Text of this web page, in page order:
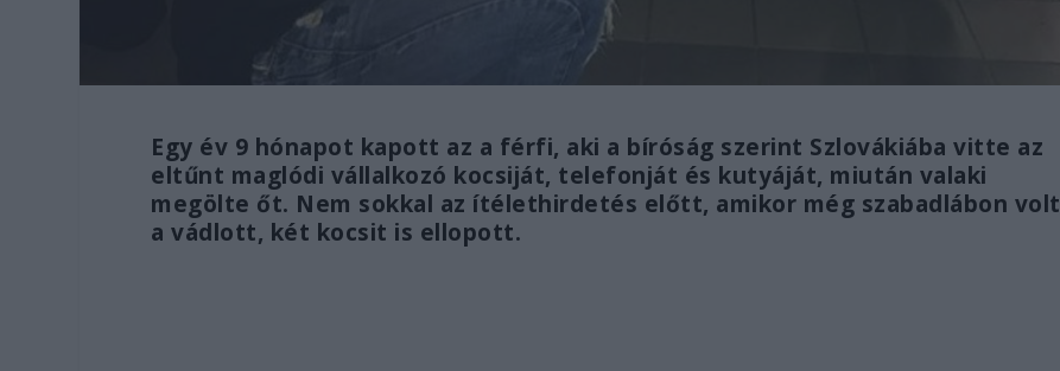
Egy év 9 hónapot kapott az a férfi, aki a bíróság szerint Szlovákiába vitte az
eltűnt maglódi vállalkozó kocsiját, telefonját és kutyáját, miután valaki
megölte őt. Nem sokkal az ítélethirdetés előtt, amikor még szabadlábon volt
a vádlott, két kocsit is ellopott.